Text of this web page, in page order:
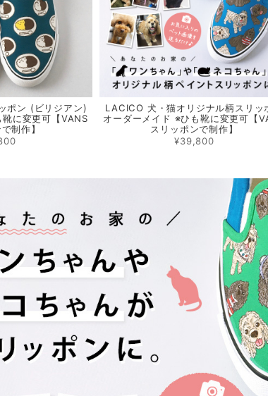
ポン (ビリジアン)
に変更可【VANS
制作】
LACICO 犬・猫オリジナル柄スリッ
オーダーメイド ※ひも靴に変更可【
スリッポンで制作】
¥39,800